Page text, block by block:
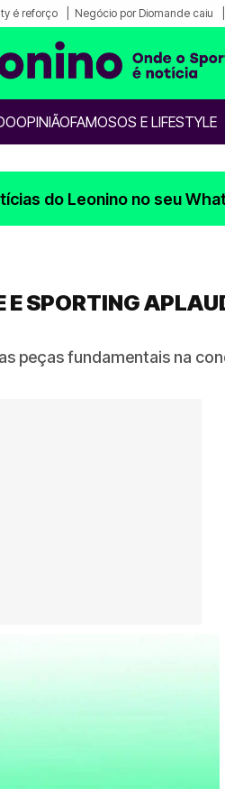
é reforço Negócio por Diomande caiu
OPINIÃOFAMOSOS E LIFESTYLE
do Leonino no seu
SPORTING
peças fundamentais na